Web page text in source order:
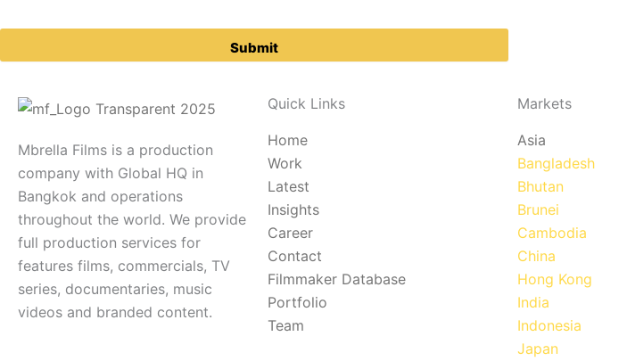
empty.
Mbrella Films is a production
company with Global HQ in
Bangkok and operations
throughout the world. We provide
full production services for
features films, commercials, TV
series, documentaries, music
videos and branded content.
Quick Links
Home
Work
Latest
Insights
Career
Contact
Filmmaker Database
Portfolio
Team
Markets
Asia
Bangladesh
Bhutan
Brunei
Cambodia
China
Hong Kong
India
Indonesia
Japan